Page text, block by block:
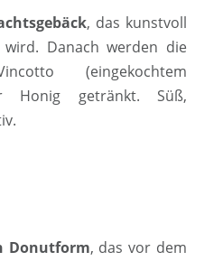
, das kunstvoll
Danach werden die
(eingekochtem
Honig getränkt. Süß,
Donutform, das vor dem